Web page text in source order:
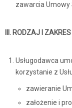
zawarcia Umowy
III. RODZAJ I
Usługodawca
korzystanie z
zawieranie
założenie i